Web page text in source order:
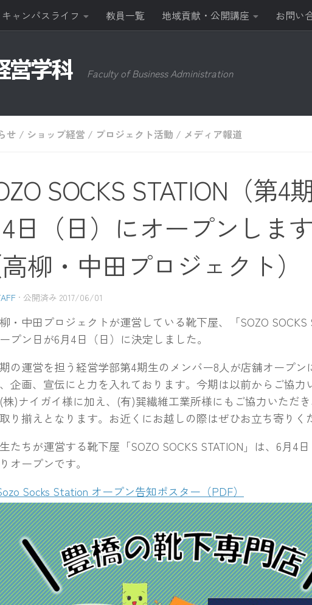
キャンパスライフ 教員一覧 地域貢献・公開講座 お問い
Faculty of Business Administration
せ / ショップ経営 / プロジェクト活動 / メディア報道
SOCKS STATION（第4
日（日）にオープンします
高柳・中田プロジェクト）
· 公開済み 2017/06/01
・中田プロジェクトが運営している靴下屋、「SOZO SOCKS
プン日が6月4日（日）に決定しました。
の運営を担う経営学部第4期生のメンバー8人が店舗オープン
企画、宣伝にと力を入れております。今期は以前からご協力
株)ナイガイ様に加え、(有)巽繊維工業所様にもご協力いただ
り揃えとなります。お近くにお越しの際はぜひお立ち寄りく
たちが運営する靴下屋「SOZO SOCKS STATION」は、6月4日
オープンです。
Socks Station オープン告知ポスター（PDF）